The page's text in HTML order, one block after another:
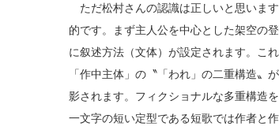
ただ松村さんの認識は正しいと思いま
的です。まず主人公を中心とした架空の
に叙述方法（文体）が設定されます。こ
「作中主体」の〝「われ」の二重構造
影されます。フィクショナルな多重構造
一文字の短い定型である短歌では作者と